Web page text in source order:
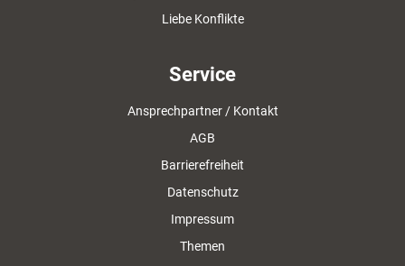
Liebe Konflikte
Service
Ansprechpartner / Kontakt
AGB
Barrierefreiheit
Datenschutz
Impressum
Themen